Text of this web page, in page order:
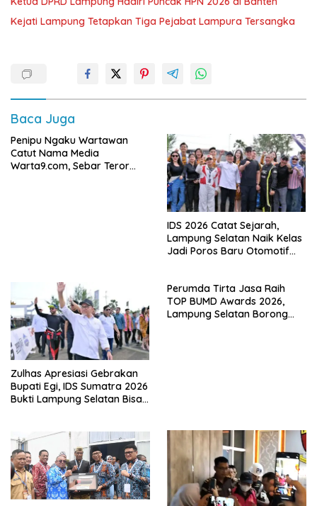
Kejati Lampung Tetapkan Tiga Pejabat Lampura Tersangka
Baca Juga
Penipu Ngaku Wartawan
Catut Nama Media
Warta9.com, Sebar Teror
IDS 2026 Catat Sejarah,
Lampung Selatan Naik Kelas
Jadi Poros Baru Otomotif
Zulhas Apresiasi Gebrakan
Bupati Egi, IDS Sumatra 2026
Bukti Lampung Selatan Bisa
Perumda Tirta Jasa Raih
TOP BUMD Awards 2026,
Lampung Selatan Borong